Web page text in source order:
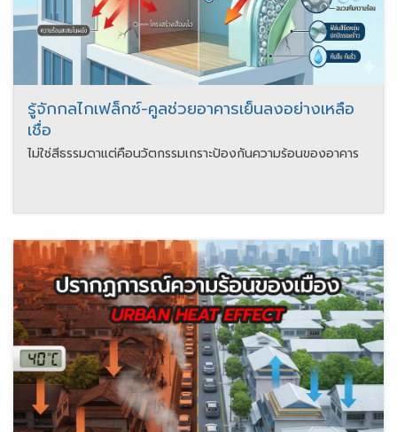
รู้จักกลไกเฟล็กซ์-คูลช่วยอาคารเย็นลงอย่างเหลือ
เชื่อ
ไม่ใช่สีธรรมดาแต่คือนวัตกรรมเกราะป้องกันความร้อนของอาคาร